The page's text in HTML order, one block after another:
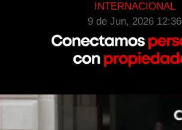
INTERNACIONAL
9 de Jun, 2026 12:36